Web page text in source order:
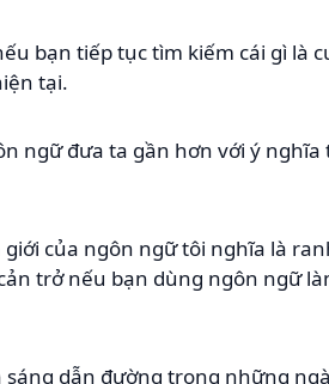
bạn tiếp tục tìm kiếm cái gì là
tại.
ngữ đưa ta gần hơn với ý nghĩa
của ngôn ngữ tôi nghĩa là
trở nếu bạn dùng ngôn ngữ
dẫn đường trong những